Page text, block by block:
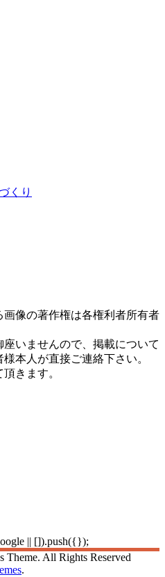
くり
像の著作権は各権利者所有者
いませんので、掲載について
本人が直接ご連絡下さい。
きます。
|| []).push({});
Theme. All Rights Reserved
.